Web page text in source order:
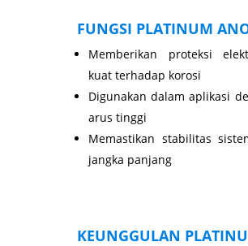
FUNGSI PLATINUM
Memberikan proteksi
kuat terhadap korosi
Digunakan dalam aplikasi
arus tinggi
Memastikan stabilitas
jangka panjang
KEUNGGULAN